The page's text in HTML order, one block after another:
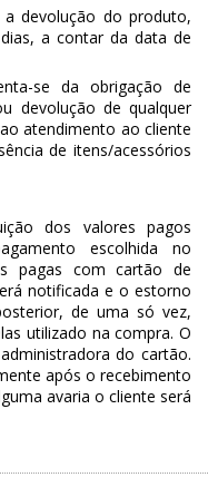
devolução do produto,
a contar da data de
se da obrigação de
devolução de qualquer
atendimento ao cliente
de itens/acessórios
dos valores pagos
escolhida no
pagas com cartão de
notificada e o estorno
de uma só vez,
utilizado na compra. O
do cartão.
após o recebimento
avaria o cliente será